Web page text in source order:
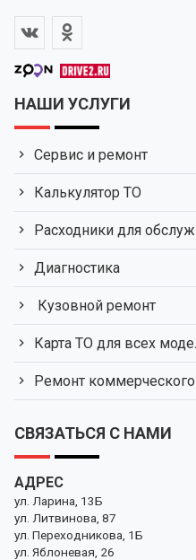
НАШИ УСЛУГИ
Сервис и ремонт
Калькулятор ТО
Расходники для
Диагностика
Кузовной ремонт
Карта ТО для всех
Ремонт коммерческого
СВЯЗАТЬСЯ С НАМИ
АДРЕС
ул. Ларина, 13Б
ул. Литвинова, 87
ул. Переходникова, 1Б
ул. Яблоневая, 26